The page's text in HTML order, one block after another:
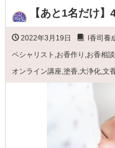
【あと1名だけ
2022年3月19日 l香司養
ペシャリスト お香作り お香相
オンライン講座 塗香 大浄化 文